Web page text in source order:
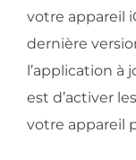
votre appareil
dernière
l’application à
est d’activer
votre appareil